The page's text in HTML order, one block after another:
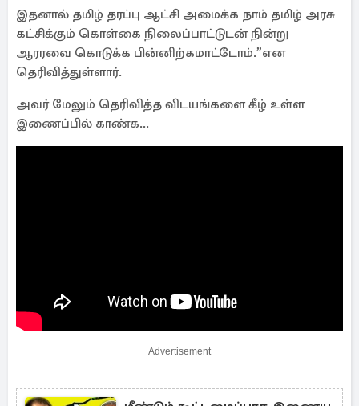
இதனால் தமிழ் தரப்பு ஆட்சி அமைக்க நாம் தமிழ் அரசு
கட்சிக்கும் கொள்கை நிலைப்பாட்டுடன் நின்று
ஆரரவை கொடுக்க பின்னிற்கமாட்டோம்.”என
தெரிவித்துள்ளார்.
அவர் மேலும் தெரிவித்த விடயங்களை கீழ் உள்ள
இணைப்பில் காண்க...
Advertisement